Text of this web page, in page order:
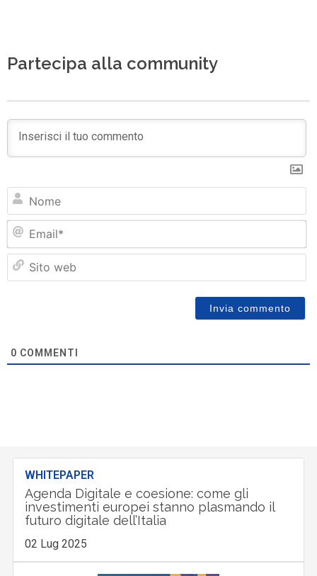
Partecipa alla community
0 COMMENTI
WHITEPAPER
Agenda Digitale e coesione: come gli
investimenti europei stanno plasmando il
futuro digitale dell’Italia
02 Lug 2025